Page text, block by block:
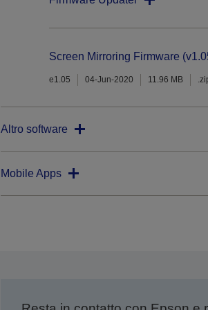
Screen Mirroring Firmware
e1.05 04-Jun-2020 11.96 MB
Altro software
Mobile Apps